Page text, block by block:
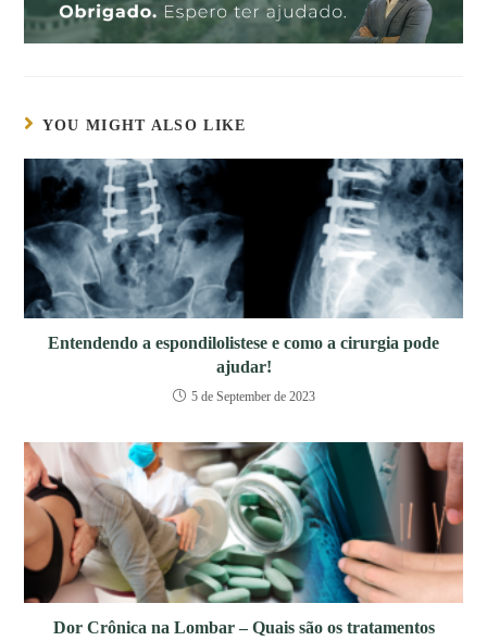
YOU MIGHT ALSO LIKE
Entendendo a espondilolistese e como a cirurgia pode
ajudar!
5 de September de 2023
Dor Crônica na Lombar – Quais são os tratamentos